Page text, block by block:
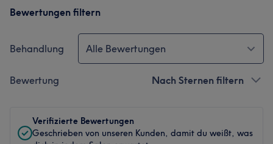
Bewertungen filtern
Behandlung Alle Bewertungen
Bewertung Nach Sternen filtern
Verifizierte Bewertungen
Geschrieben von unseren Kunden, damit du weißt, was